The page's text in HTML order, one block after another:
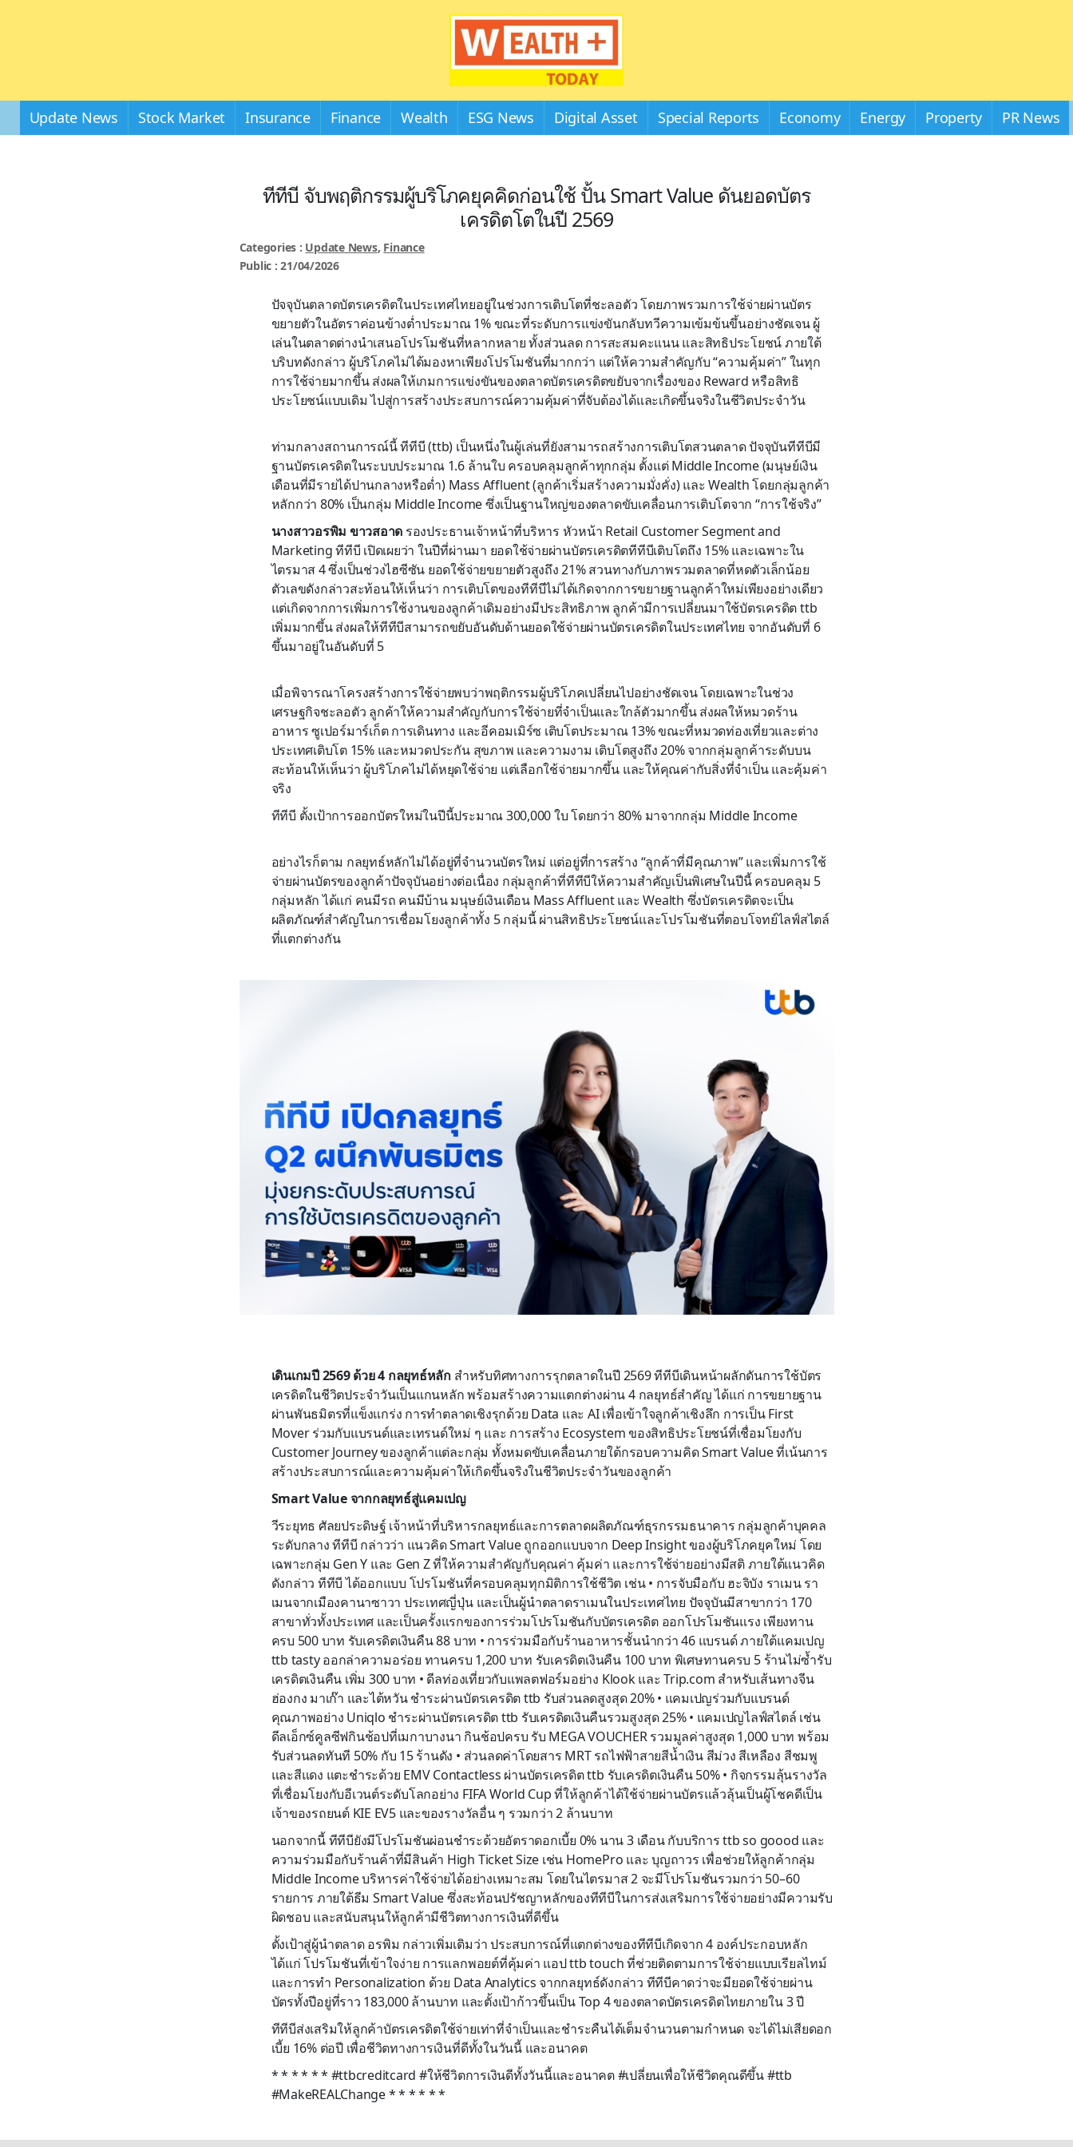
Update News Stock Market Insurance Finance Wealth ESG News Digital Asset Special Reports Economy Energy Property PR News
ทีทีบี จับพฤติกรรมผู้บริโภคยุคคิดก่อนใช้ ปั้น Smart Value ดันยอดบัตร
เครดิตโตในปี 2569
Categories : Update News, Finance
Public : 21/04/2026
ปัจจุบันตลาดบัตรเครดิตในประเทศไทยอยู่ในช่วงการเติบโตที่ชะลอตัว โดยภาพรวมการใช้จ่ายผ่านบัตร
ขยายตัวในอัตราค่อนข้างต่ำประมาณ 1% ขณะที่ระดับการแข่งขันกลับทวีความเข้มข้นขึ้นอย่างชัดเจน ผู้
เล่นในตลาดต่างนำเสนอโปรโมชันที่หลากหลาย ทั้งส่วนลด การสะสมคะแนน และสิทธิประโยชน์ ภายใต้
บริบทดังกล่าว ผู้บริโภคไม่ได้มองหาเพียงโปรโมชันที่มากกว่า แต่ให้ความสำคัญกับ “ความคุ้มค่า” ในทุก
การใช้จ่ายมากขึ้น ส่งผลให้เกมการแข่งขันของตลาดบัตรเครดิตขยับจากเรื่องของ Reward หรือสิทธิ
ประโยชน์แบบเดิม ไปสู่การสร้างประสบการณ์ความคุ้มค่าที่จับต้องได้และเกิดขึ้นจริงในชีวิตประจำวัน
ท่ามกลางสถานการณ์นี้ ทีทีบี (ttb) เป็นหนึ่งในผู้เล่นที่ยังสามารถสร้างการเติบโตสวนตลาด ปัจจุบันทีทีบีมี
ฐานบัตรเครดิตในระบบประมาณ 1.6 ล้านใบ ครอบคลุมลูกค้าทุกกลุ่ม ตั้งแต่ Middle Income (มนุษย์เงิน
เดือนที่มีรายได้ปานกลางหรือต่ำ) Mass Affluent (ลูกค้าเริ่มสร้างความมั่งคั่ง) และ Wealth โดยกลุ่มลูกค้า
หลักกว่า 80% เป็นกลุ่ม Middle Income ซึ่งเป็นฐานใหญ่ของตลาดขับเคลื่อนการเติบโตจาก “การใช้จริง”
นางสาวอรพิม ขาวสอาด รองประธานเจ้าหน้าที่บริหาร หัวหน้า Retail Customer Segment and
Marketing ทีทีบี เปิดเผยว่า ในปีที่ผ่านมา ยอดใช้จ่ายผ่านบัตรเครดิตทีทีบีเติบโตถึง 15% และเฉพาะใน
ไตรมาส 4 ซึ่งเป็นช่วงไฮซีซัน ยอดใช้จ่ายขยายตัวสูงถึง 21% สวนทางกับภาพรวมตลาดที่หดตัวเล็กน้อย
ตัวเลขดังกล่าวสะท้อนให้เห็นว่า การเติบโตของทีทีบีไม่ได้เกิดจากการขยายฐานลูกค้าใหม่เพียงอย่างเดียว
แต่เกิดจากการเพิ่มการใช้งานของลูกค้าเดิมอย่างมีประสิทธิภาพ ลูกค้ามีการเปลี่ยนมาใช้บัตรเครดิต ttb
เพิ่มมากขึ้น ส่งผลให้ทีทีบีสามารถขยับอันดับด้านยอดใช้จ่ายผ่านบัตรเครดิตในประเทศไทย จากอันดับที่ 6
ขึ้นมาอยู่ในอันดับที่ 5
เมื่อพิจารณาโครงสร้างการใช้จ่ายพบว่าพฤติกรรมผู้บริโภคเปลี่ยนไปอย่างชัดเจน โดยเฉพาะในช่วง
เศรษฐกิจชะลอตัว ลูกค้าให้ความสำคัญกับการใช้จ่ายที่จำเป็นและใกล้ตัวมากขึ้น ส่งผลให้หมวดร้าน
อาหาร ซูเปอร์มาร์เก็ต การเดินทาง และอีคอมเมิร์ซ เติบโตประมาณ 13% ขณะที่หมวดท่องเที่ยวและต่าง
ประเทศเติบโต 15% และหมวดประกัน สุขภาพ และความงาม เติบโตสูงถึง 20% จากกลุ่มลูกค้าระดับบน
สะท้อนให้เห็นว่า ผู้บริโภคไม่ได้หยุดใช้จ่าย แต่เลือกใช้จ่ายมากขึ้น และให้คุณค่ากับสิ่งที่จำเป็น และคุ้มค่า
จริง
ทีทีบี ตั้งเป้าการออกบัตรใหม่ในปีนี้ประมาณ 300,000 ใบ โดยกว่า 80% มาจากกลุ่ม Middle Income
อย่างไรก็ตาม กลยุทธ์หลักไม่ได้อยู่ที่จำนวนบัตรใหม่ แต่อยู่ที่การสร้าง “ลูกค้าที่มีคุณภาพ” และเพิ่มการใช้
จ่ายผ่านบัตรของลูกค้าปัจจุบันอย่างต่อเนื่อง กลุ่มลูกค้าที่ทีทีบีให้ความสำคัญเป็นพิเศษในปีนี้ ครอบคลุม 5
กลุ่มหลัก ได้แก่ คนมีรถ คนมีบ้าน มนุษย์เงินเดือน Mass Affluent และ Wealth ซึ่งบัตรเครดิตจะเป็น
ผลิตภัณฑ์สำคัญในการเชื่อมโยงลูกค้าทั้ง 5 กลุ่มนี้ ผ่านสิทธิประโยชน์และโปรโมชันที่ตอบโจทย์ไลฟ์สไตล์
ที่แตกต่างกัน
เดินเกมปี 2569 ด้วย 4 กลยุทธ์หลัก สำหรับทิศทางการรุกตลาดในปี 2569 ทีทีบีเดินหน้าผลักดันการใช้บัตร
เครดิตในชีวิตประจำวันเป็นแกนหลัก พร้อมสร้างความแตกต่างผ่าน 4 กลยุทธ์สำคัญ ได้แก่ การขยายฐาน
ผ่านพันธมิตรที่แข็งแกร่ง การทำตลาดเชิงรุกด้วย Data และ AI เพื่อเข้าใจลูกค้าเชิงลึก การเป็น First
Mover ร่วมกับแบรนด์และเทรนด์ใหม่ ๆ และ การสร้าง Ecosystem ของสิทธิประโยชน์ที่เชื่อมโยงกับ
Customer Journey ของลูกค้าแต่ละกลุ่ม ทั้งหมดขับเคลื่อนภายใต้กรอบความคิด Smart Value ที่เน้นการ
สร้างประสบการณ์และความคุ้มค่าให้เกิดขึ้นจริงในชีวิตประจำวันของลูกค้า
Smart Value จากกลยุทธ์สู่แคมเปญ
วีระยุทธ ศัลยประดิษฐ์ เจ้าหน้าที่บริหารกลยุทธ์และการตลาดผลิตภัณฑ์ธุรกรรมธนาคาร กลุ่มลูกค้าบุคคล
ระดับกลาง ทีทีบี กล่าวว่า แนวคิด Smart Value ถูกออกแบบจาก Deep Insight ของผู้บริโภคยุคใหม่ โดย
เฉพาะกลุ่ม Gen Y และ Gen Z ที่ให้ความสำคัญกับคุณค่า คุ้มค่า และการใช้จ่ายอย่างมีสติ ภายใต้แนวคิด
ดังกล่าว ทีทีบี ได้ออกแบบ โปรโมชันที่ครอบคลุมทุกมิติการใช้ชีวิต เช่น • การจับมือกับ ฮะจิบัง ราเมน รา
เมนจากเมืองคานาซาวา ประเทศญี่ปุ่น และเป็นผู้นำตลาดราเมนในประเทศไทย ปัจจุบันมีสาขากว่า 170
สาขาทั่วทั้งประเทศ และเป็นครั้งแรกของการร่วมโปรโมชันกับบัตรเครดิต ออกโปรโมชันแรง เพียงทาน
ครบ 500 บาท รับเครดิตเงินคืน 88 บาท • การร่วมมือกับร้านอาหารชั้นนำกว่า 46 แบรนด์ ภายใต้แคมเปญ
ttb tasty ออกล่าความอร่อย ทานครบ 1,200 บาท รับเครดิตเงินคืน 100 บาท พิเศษทานครบ 5 ร้านไม่ซ้ำรับ
เครดิตเงินคืน เพิ่ม 300 บาท • ดีลท่องเที่ยวกับแพลตฟอร์มอย่าง Klook และ Trip.com สำหรับเส้นทางจีน
ฮ่องกง มาเก๊า และไต้หวัน ชำระผ่านบัตรเครดิต ttb รับส่วนลดสูงสุด 20% • แคมเปญร่วมกับแบรนด์
คุณภาพอย่าง Uniqlo ชำระผ่านบัตรเครดิต ttb รับเครดิตเงินคืนรวมสูงสุด 25% • แคมเปญไลฟ์สไตล์ เช่น
ดีลเอ็กซ์คูลซีฟกินช้อปที่เมกาบางนา กินช้อปครบ รับ MEGA VOUCHER รวมมูลค่าสูงสุด 1,000 บาท พร้อม
รับส่วนลดทันที 50% กับ 15 ร้านดัง • ส่วนลดค่าโดยสาร MRT รถไฟฟ้าสายสีน้ำเงิน สีม่วง สีเหลือง สีชมพู
และสีแดง แตะชำระด้วย EMV Contactless ผ่านบัตรเครดิต ttb รับเครดิตเงินคืน 50% • กิจกรรมลุ้นรางวัล
ที่เชื่อมโยงกับอีเวนต์ระดับโลกอย่าง FIFA World Cup ที่ให้ลูกค้าได้ใช้จ่ายผ่านบัตรแล้วลุ้นเป็นผู้โชคดีเป็น
เจ้าของรถยนต์ KIE EV5 และของรางวัลอื่น ๆ รวมกว่า 2 ล้านบาท
นอกจากนี้ ทีทีบียังมีโปรโมชันผ่อนชำระด้วยอัตราดอกเบี้ย 0% นาน 3 เดือน กับบริการ ttb so goood และ
ความร่วมมือกับร้านค้าที่มีสินค้า High Ticket Size เช่น HomePro และ บุญถาวร เพื่อช่วยให้ลูกค้ากลุ่ม
Middle Income บริหารค่าใช้จ่ายได้อย่างเหมาะสม โดยในไตรมาส 2 จะมีโปรโมชันรวมกว่า 50–60
รายการ ภายใต้ธีม Smart Value ซึ่งสะท้อนปรัชญาหลักของทีทีบีในการส่งเสริมการใช้จ่ายอย่างมีความรับ
ผิดชอบ และสนับสนุนให้ลูกค้ามีชีวิตทางการเงินที่ดีขึ้น
ตั้งเป้าสู่ผู้นำตลาด อรพิม กล่าวเพิ่มเติมว่า ประสบการณ์ที่แตกต่างของทีทีบีเกิดจาก 4 องค์ประกอบหลัก
ได้แก่ โปรโมชันที่เข้าใจง่าย การแลกพอยต์ที่คุ้มค่า แอป ttb touch ที่ช่วยติดตามการใช้จ่ายแบบเรียลไทม์
และการทำ Personalization ด้วย Data Analytics จากกลยุทธ์ดังกล่าว ทีทีบีคาดว่าจะมียอดใช้จ่ายผ่าน
บัตรทั้งปีอยู่ที่ราว 183,000 ล้านบาท และตั้งเป้าก้าวขึ้นเป็น Top 4 ของตลาดบัตรเครดิตไทยภายใน 3 ปี
ทีทีบีส่งเสริมให้ลูกค้าบัตรเครดิตใช้จ่ายเท่าที่จำเป็นและชำระคืนได้เต็มจำนวนตามกำหนด จะได้ไม่เสียดอก
เบี้ย 16% ต่อปี เพื่อชีวิตทางการเงินที่ดีทั้งในวันนี้ และอนาคต
* * * * * * #ttbcreditcard #ให้ชีวิตการเงินดีทั้งวันนี้และอนาคต #เปลี่ยนเพื่อให้ชีวิตคุณดีขึ้น #ttb
#MakeREALChange * * * * * *